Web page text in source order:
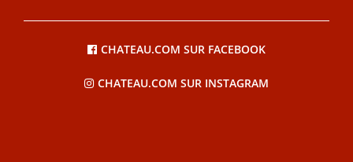
CHATEAU.COM SUR FACEBOOK
CHATEAU.COM SUR INSTAGRAM